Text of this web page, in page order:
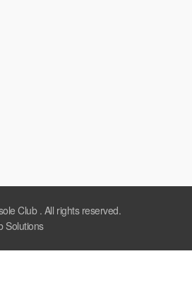
Club. All rights reserved.
Solutions